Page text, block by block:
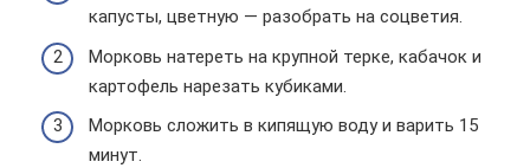
капусты, цветную — разобрать на соцветия.
Морковь натереть на крупной терке, кабачок и
картофель нарезать кубиками.
Морковь сложить в кипящую воду и варить 15
минут.